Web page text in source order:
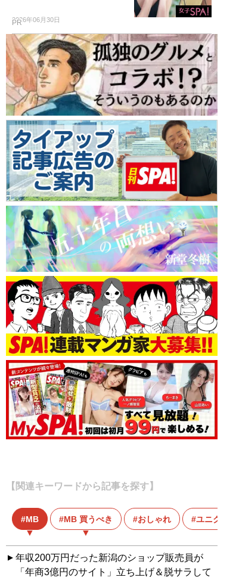
2026年06月30日
PR
【関連キーワードから記事を探す】
MB MB 買うべき おしゃれ ユニクロ
年収200万円だった新潟のショップ販売員が
「年商3億円のサイト」立ち上げ＆脱サラして